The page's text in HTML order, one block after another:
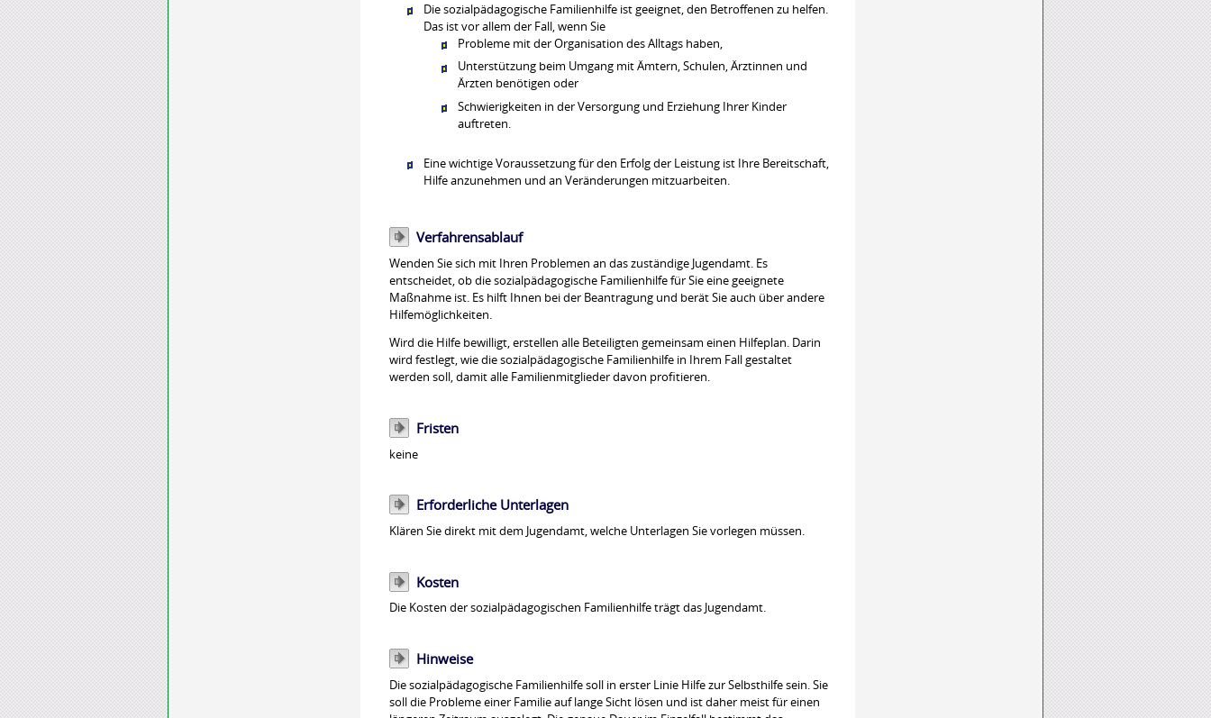
Die sozialpädagogische Familienhilfe ist geeignet, den Betroffenen zu helfen.
Das ist vor allem der Fall, wenn Sie
Probleme mit der Organisation des Alltags haben,
Unterstützung beim Umgang mit Ämtern, Schulen, Ärztinnen und
Ärzten benötigen oder
Schwierigkeiten in der Versorgung und Erziehung Ihrer Kinder
auftreten.
Eine wichtige Voraussetzung für den Erfolg der Leistung ist Ihre Bereitschaft,
Hilfe anzunehmen und an Veränderungen mitzuarbeiten.
Verfahrensablauf
Wenden Sie sich mit Ihren Problemen an das zuständige Jugendamt. Es
entscheidet, ob die sozialpädagogische Familienhilfe für Sie eine geeignete
Maßnahme ist. Es hilft Ihnen bei der Beantragung und berät Sie auch über andere
Hilfemöglichkeiten.
Wird die Hilfe bewilligt, erstellen alle Beteiligten gemeinsam einen Hilfeplan. Darin
wird festlegt, wie die sozialpädagogische Familienhilfe in Ihrem Fall gestaltet
werden soll, damit alle Familienmitglieder davon profitieren.
Fristen
keine
Erforderliche Unterlagen
Klären Sie direkt mit dem Jugendamt, welche Unterlagen Sie vorlegen müssen.
Kosten
Die Kosten der sozialpädagogischen Familienhilfe trägt das Jugendamt.
Hinweise
Die sozialpädagogische Familienhilfe soll in erster Linie Hilfe zur Selbsthilfe sein. Sie
soll die Probleme einer Familie auf lange Sicht lösen und ist daher meist für einen